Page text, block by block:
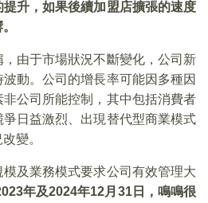
提升，如果後續加盟店擴張的速度
由于市場狀況不斷變化，公司新
動。公司的增長率可能因多種因
公司所能控制，其中包括消費者
日益激烈、出現替代型商業模式
變。
及業務模式要求公司有效管理大
年及2024年12月31日，鳴鳴很